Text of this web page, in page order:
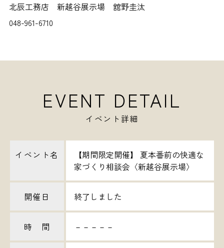
北辰工務店 新越谷展示場 舘野圭汰
048-961-6710
EVENT DETAIL
イベント詳細
イベント名
【期間限定開催】 夏本番前の快適な
家づくり相談会〈新越谷展示場〉
開催日 終了しました
時 間 －－－－－